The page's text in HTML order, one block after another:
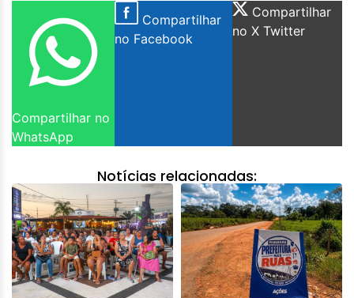
Compartilhar no
WhatsApp
Compartilhar
no Facebook
Compartilhar
no X Twitter
Notícias relacionadas: